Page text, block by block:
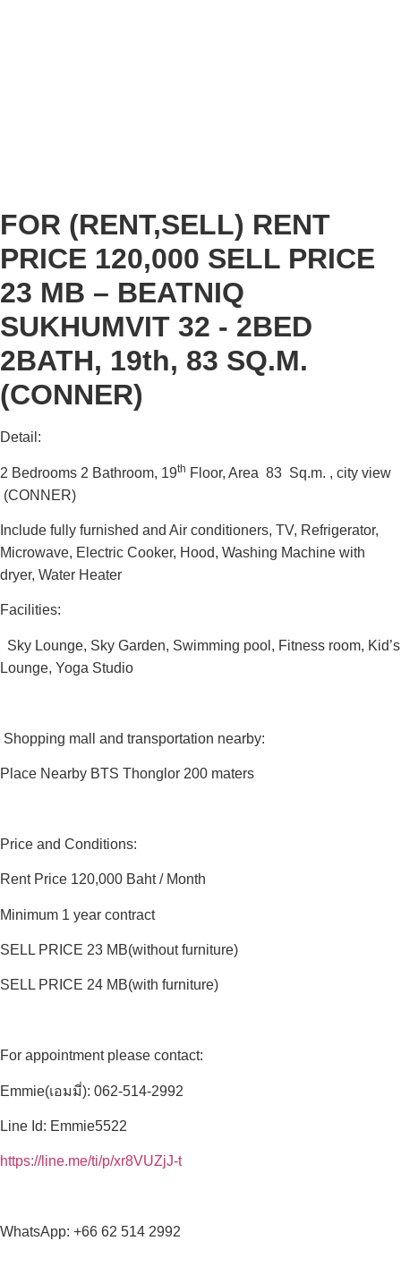
FOR (RENT,SELL) RENT
PRICE 120,000 SELL PRICE
23 MB – BEATNIQ
SUKHUMVIT 32 - 2BED
2BATH, 19th, 83 SQ.M.
(CONNER)
Detail:
2 Bedrooms 2 Bathroom, 19th Floor, Area 83 Sq.m. , city view
(CONNER)
Include fully furnished and Air conditioners, TV, Refrigerator,
Microwave, Electric Cooker, Hood, Washing Machine with
dryer, Water Heater
Facilities:
Sky Lounge, Sky Garden, Swimming pool, Fitness room, Kid’s
Lounge, Yoga Studio
Shopping mall and transportation nearby:
‍Place Nearby BTS Thonglor 200 maters
Price and Conditions:
Rent Price 120,000 Baht / Month
Minimum 1 year contract
SELL PRICE 23 MB(without furniture)
SELL PRICE 24 MB(with furniture)
For appointment please contact:
Emmie(เอมมี่): 062-514-2992
Line Id: Emmie5522
https://line.me/ti/p/xr8VUZjJ-t
WhatsApp: +66 62 514 2992